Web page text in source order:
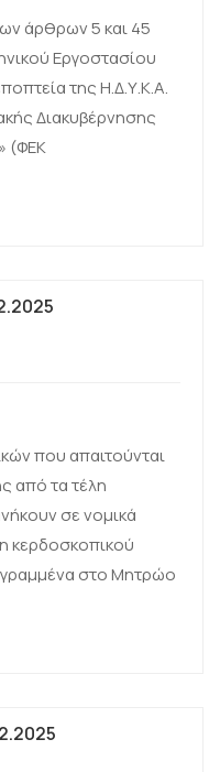
άρθρων 5 και 45
Εργοστασίου
της Η.Δ.Υ.Κ.Α.
Διακυβέρνησης
(ΦΕΚ
που απαιτούνται
από τα τέλη
σε νομικά
κερδοσκοπικού
στο Μητρώο
Προστασίας
Πολιτικής …